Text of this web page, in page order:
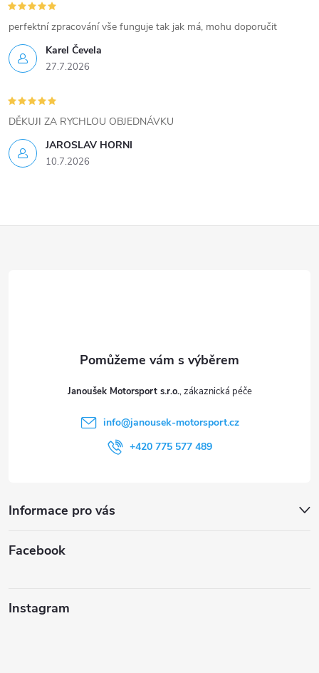
v
ý
p
i
s
u
Karel Čevela
27.7.2026
perfektní zpracování vše funguje tak jak má, mohu doporučit
JAROSLAV HORNI
10.7.2026
DĚKUJI ZA RYCHLOU OBJEDNÁVKU
Janoušek Motorsport s.r.o.
info@janousek-motorsport.cz
+420 775 577 489
Informace pro vás
Facebook
Instagram